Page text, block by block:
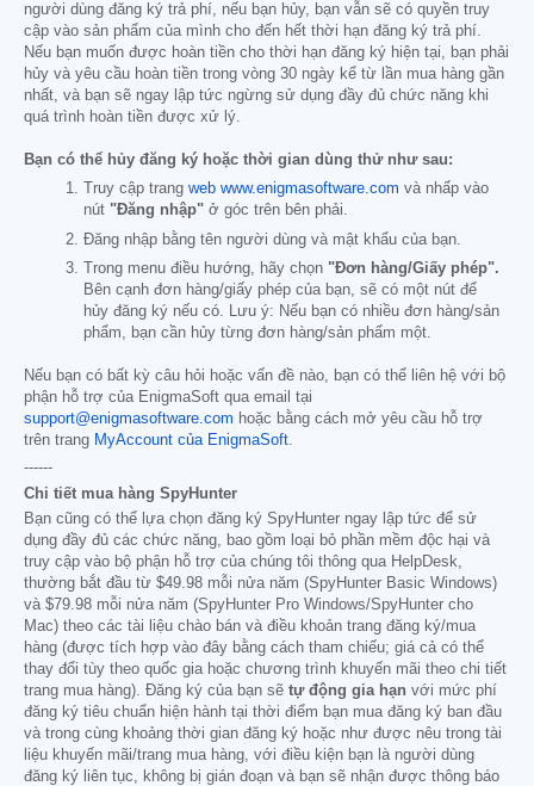
người dùng đăng ký trả phí, nếu bạn hủy, bạn vẫn sẽ có quyền truy
cập vào sản phẩm của mình cho đến hết thời hạn đăng ký trả phí.
Nếu bạn muốn được hoàn tiền cho thời hạn đăng ký hiện tại, bạn phải
hủy và yêu cầu hoàn tiền trong vòng 30 ngày kể từ lần mua hàng gần
nhất, và bạn sẽ ngay lập tức ngừng sử dụng đầy đủ chức năng khi
quá trình hoàn tiền được xử lý.
Bạn có thể hủy đăng ký hoặc thời gian dùng thử như sau:
Truy cập trang web www.enigmasoftware.com và nhấp vào
nút "Đăng nhập" ở góc trên bên phải.
Đăng nhập bằng tên người dùng và mật khẩu của bạn.
Trong menu điều hướng, hãy chọn "Đơn hàng/Giấy phép".
Bên cạnh đơn hàng/giấy phép của bạn, sẽ có một nút để
hủy đăng ký nếu có. Lưu ý: Nếu bạn có nhiều đơn hàng/sản
phẩm, bạn cần hủy từng đơn hàng/sản phẩm một.
Nếu bạn có bất kỳ câu hỏi hoặc vấn đề nào, bạn có thể liên hệ với bộ
phận hỗ trợ của EnigmaSoft qua email tại
support@enigmasoftware.com hoặc bằng cách mở yêu cầu hỗ trợ
trên trang MyAccount của EnigmaSoft.
------
Chi tiết mua hàng SpyHunter
Bạn cũng có thể lựa chọn đăng ký SpyHunter ngay lập tức để sử
dụng đầy đủ các chức năng, bao gồm loại bỏ phần mềm độc hại và
truy cập vào bộ phận hỗ trợ của chúng tôi thông qua HelpDesk,
thường bắt đầu từ $49.98 mỗi nửa năm (SpyHunter Basic Windows)
và $79.98 mỗi nửa năm (SpyHunter Pro Windows/SpyHunter cho
Mac) theo các tài liệu chào bán và điều khoản trang đăng ký/mua
hàng (được tích hợp vào đây bằng cách tham chiếu; giá cả có thể
thay đổi tùy theo quốc gia hoặc chương trình khuyến mãi theo chi tiết
trang mua hàng). Đăng ký của bạn sẽ tự động gia hạn với mức phí
đăng ký tiêu chuẩn hiện hành tại thời điểm bạn mua đăng ký ban đầu
và trong cùng khoảng thời gian đăng ký hoặc như được nêu trong tài
liệu khuyến mãi/trang mua hàng, với điều kiện bạn là người dùng
đăng ký liên tục, không bị gián đoạn và bạn sẽ nhận được thông báo